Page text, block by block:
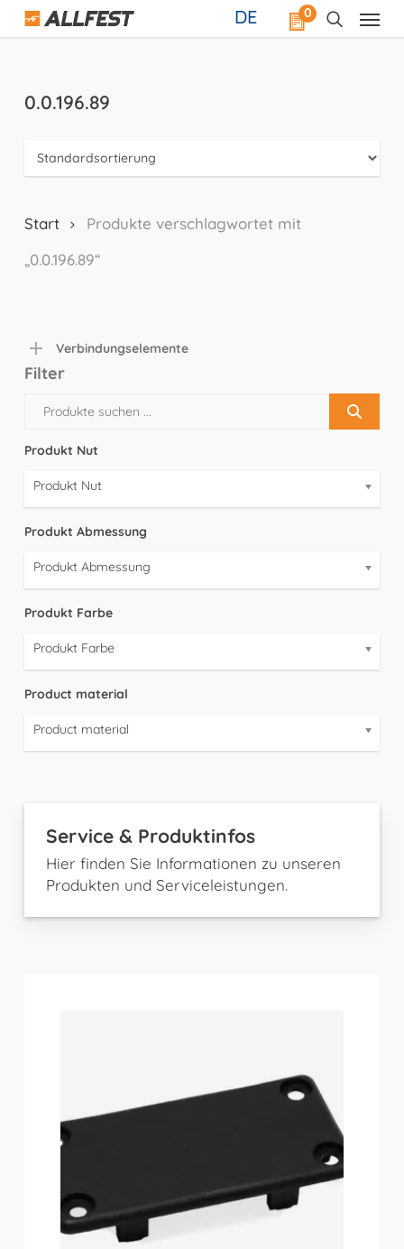
Skip
0
DE
0.0.196.89
Start
Produkte verschlagwortet mit
„0.0.196.89“
Verbindungselemente
Filter
Produkt Nut
Produkt Nut
Produkt Abmessung
Produkt Abmessung
Produkt Farbe
Produkt Farbe
Product material
Product material
Service & Produktinfos
Hier finden Sie Informationen zu unseren
Produkten und Serviceleistungen.